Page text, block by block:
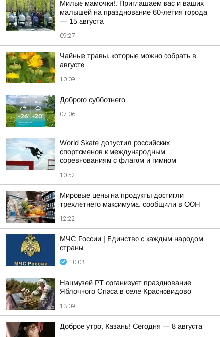
Милые мамочки!. Приглашаем вас и ваших
малышей на празднование 60-летия города
— 15 августа
09:27
Чайные травы, которые можно собрать в
августе
10:09
Доброго субботнего
07:06
World Skate допустил российских
спортсменов к международным
соревнованиям с флагом и гимном
10:52
Мировые цены на продукты достигли
трехлетнего максимума, сообщили в ООН
12:22
МЧС России | Единство с каждым народом
страны
10:03
Нацмузей РТ организует празднование
Яблочного Спаса в селе Красновидово
13:09
Доброе утро, Казань! Сегодня — 8 августа